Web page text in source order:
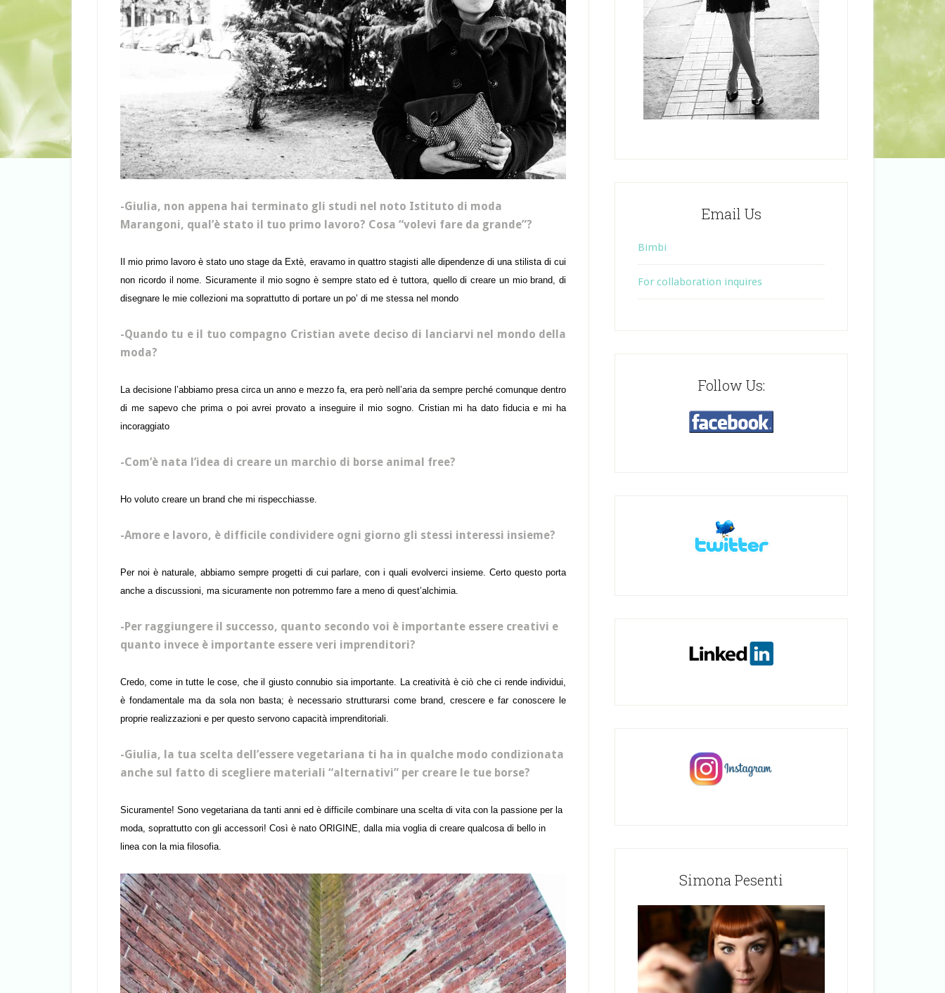
-Giulia, non appena hai terminato gli studi nel noto Istituto di moda
Marangoni, qual’è stato il tuo primo lavoro? Cosa “volevi fare da grande”?
Il mio primo lavoro è stato uno stage da Extè, eravamo in quattro stagisti alle dipendenze di una stilista di cui
non ricordo il nome. Sicuramente il mio sogno è sempre stato ed è tuttora, quello di creare un mio brand, di
disegnare le mie collezioni ma soprattutto di portare un po’ di me stessa nel mondo
-Quando tu e il tuo compagno Cristian avete deciso di lanciarvi nel mondo della
moda?
La decisione l’abbiamo presa circa un anno e mezzo fa, era però nell’aria da sempre perché comunque dentro
di me sapevo che prima o poi avrei provato a inseguire il mio sogno. Cristian mi ha dato fiducia e mi ha
incoraggiato
-Com’è nata l’idea di creare un marchio di borse animal free?
Ho voluto creare un brand che mi rispecchiasse.
-Amore e lavoro, è difficile condividere ogni giorno gli stessi interessi insieme?
Per noi è naturale, abbiamo sempre progetti di cui parlare, con i quali evolverci insieme. Certo questo porta
anche a discussioni, ma sicuramente non potremmo fare a meno di quest’alchimia.
-Per raggiungere il successo, quanto secondo voi è importante essere creativi e
quanto invece è importante essere veri imprenditori?
Credo, come in tutte le cose, che il giusto connubio sia importante. La creatività è ciò che ci rende individui,
è fondamentale ma da sola non basta; è necessario strutturarsi come brand, crescere e far conoscere le
proprie realizzazioni e per questo servono capacità imprenditoriali.
-Giulia, la tua scelta dell’essere vegetariana ti ha in qualche modo condizionata
anche sul fatto di scegliere materiali “alternativi” per creare le tue borse?
Sicuramente! Sono vegetariana da tanti anni ed è difficile combinare una scelta di vita con la passione per la
moda, soprattutto con gli accessori! Così è nato ORIGINE, dalla mia voglia di creare qualcosa di bello in
linea con la mia filosofia.
Email Us
Bimbi
For collaboration inquires
Follow Us:
Simona Pesenti